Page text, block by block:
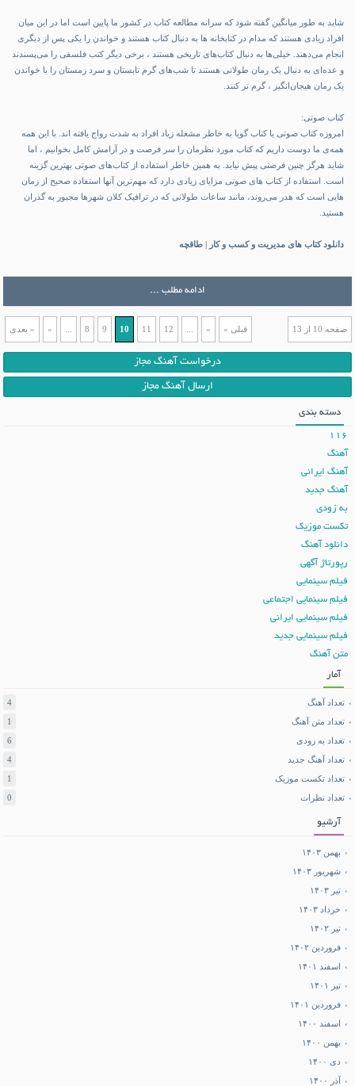
شاید به طور میانگین گفته شود که سرانه مطالعه کتاب در کشور ما پایین است اما در این میان
افراد زیادی هستند که مدام در کتابخانه ها به دنبال کتاب هستند و خواندن را یکی پس از دیگری
انجام می‌دهند. خیلی‌ها به دنبال کتاب‌های تاریخی هستند ، برخی دیگر کتب فلسفی را می‌پسندند
و عده‌ای به دنبال یک رمان طولانی هستند تا شب‌های گرم تابستان و سرد زمستان را با خواندن
یک رمان هیجان‌انگیز ، گرم تر کنند.
کتاب صوتی:
امروزه کتاب صوتی یا کتاب گویا به خاطر مشغله زیاد افراد به شدت رواج یافته اند. با این همه
همه‌ی ما دوست داریم که کتاب مورد نظرمان را سر فرصت و در آرامش کامل بخوانیم ، اما
شاید هرگز چنین فرصتی پیش نیاید. به همین خاطر استفاده از کتاب‌های صوتی بهترین گزینه
است. استفاده از کتاب های صوتی مزایای زیادی دارد که مهم‌ترین آنها استفاده صحیح از زمان
هایی است که هدر می‌روند، مانند ساعات طولانی که در ترافیک کلان شهرها مجبور به گذران
هستید.
دانلود کتاب های مدیریت و کسب و کار | طاقچه
ادامه مطلب ...
صفحه 10 از 13 « بعدی « 8 9 10 11 12 » قبلی »
درخواست آهنگ مجاز
ارسال آهنگ مجاز
دسته بندی
116
آهنگ
آهنگ ایرانی
آهنگ جدید
به زودی
تکست موزیک
دانلود آهنگ
رپورتاژ آگهی
فیلم سینمایی
فیلم سینمایی اجتماعی
فیلم سینمایی ایرانی
فیلم سینمایی جدید
متن آهنگ
آمار
تعداد آهنگ
4
تعداد متن آهنگ
1
تعداد به زودی
6
تعداد آهنگ جدید
4
تعداد تکست موزیک
1
تعداد نظرات
0
آرشیو
بهمن ۱۴۰۳
شهریور ۱۴۰۳
تیر ۱۴۰۳
خرداد ۱۴۰۳
تیر ۱۴۰۲
فروردین ۱۴۰۲
اسفند ۱۴۰۱
تیر ۱۴۰۱
فروردین ۱۴۰۱
اسفند ۱۴۰۰
بهمن ۱۴۰۰
دی ۱۴۰۰
آذر ۱۴۰۰